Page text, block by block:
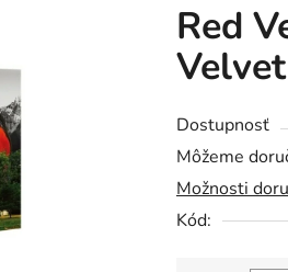
Red
Velvet
Dostupnosť
Môžeme
Možnosti
Kód: